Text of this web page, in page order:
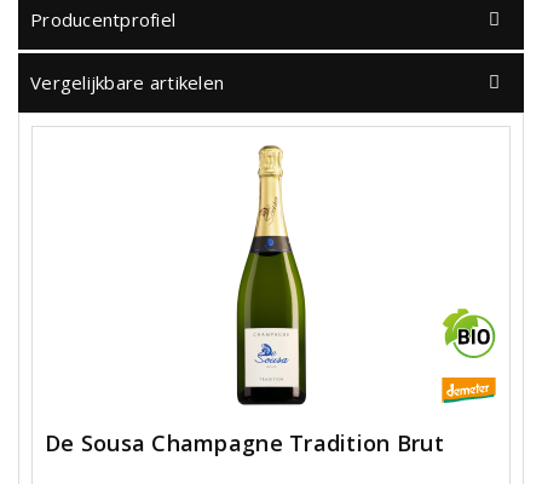
Producentprofiel
Vergelijkbare artikelen
De Sousa Champagne Tradition Brut